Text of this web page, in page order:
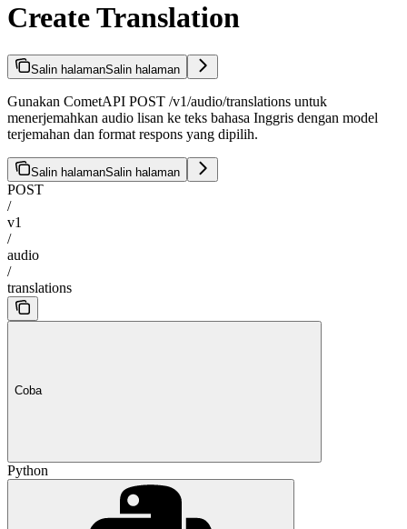
Create Translation
Salin halamanSalin halaman
Gunakan CometAPI POST /v1/audio/translations untuk
menerjemahkan audio lisan ke teks bahasa Inggris dengan model
terjemahan dan format respons yang dipilih.
Salin halamanSalin halaman
POST
/
v1
/
audio
/
translations
Coba
Python